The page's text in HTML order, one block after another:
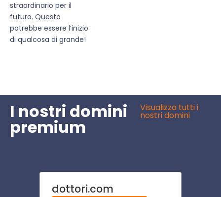
straordinario per il
futuro. Questo
potrebbe essere l’inizio
di qualcosa di grande!
I nostri domini
premium
Visualizza tutti i
nostri domini
dottori.com